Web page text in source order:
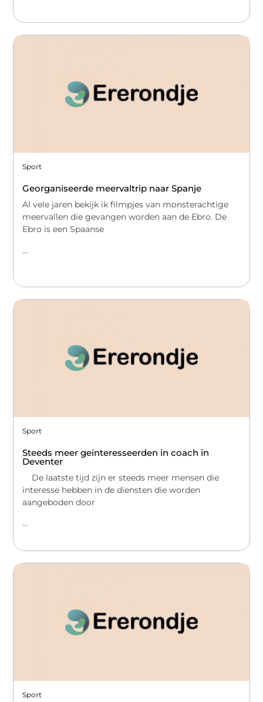
Sport
Georganiseerde meervaltrip naar Spanje
Al vele jaren bekijk ik filmpjes van monsterachtige
meervallen die gevangen worden aan de Ebro. De
Ebro is een Spaanse
...
Sport
Steeds meer geïnteresseerden in coach in
Deventer
De laatste tijd zijn er steeds meer mensen die
interesse hebben in de diensten die worden
aangeboden door
...
Sport